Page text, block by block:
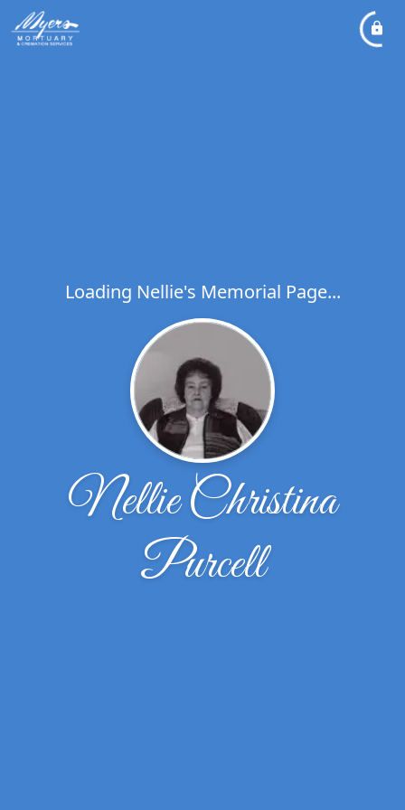
Loading Nellie's Memorial Page...
Nellie Christina
Purcell